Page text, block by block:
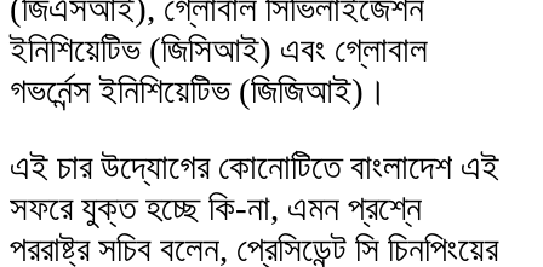
(জিএসআই), গ্লোবাল সিভিলাইজেশন
ইনিশিয়েটিভ (জিসিআই) এবং গ্লোবাল
গভর্নেন্স ইনিশিয়েটিভ (জিজিআই)।
এই চার উদ্যোগের কোনোটিতে বাংলাদেশ এই
সফরে যুক্ত হচ্ছে কি-না, এমন প্রশ্নে
পররাষ্ট্র সচিব বলেন, প্রেসিডেন্ট সি চিনপিংয়ের